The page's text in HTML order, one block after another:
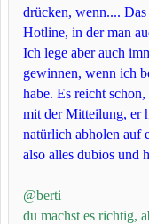
drücken, wenn....
Hotline, in der man
Ich lege aber auch
gewinnen, wenn ich
habe. Es reicht
mit der Mitteilung, er
natürlich abholen auf
also alles dubios und
@berti
du machst es richtig,